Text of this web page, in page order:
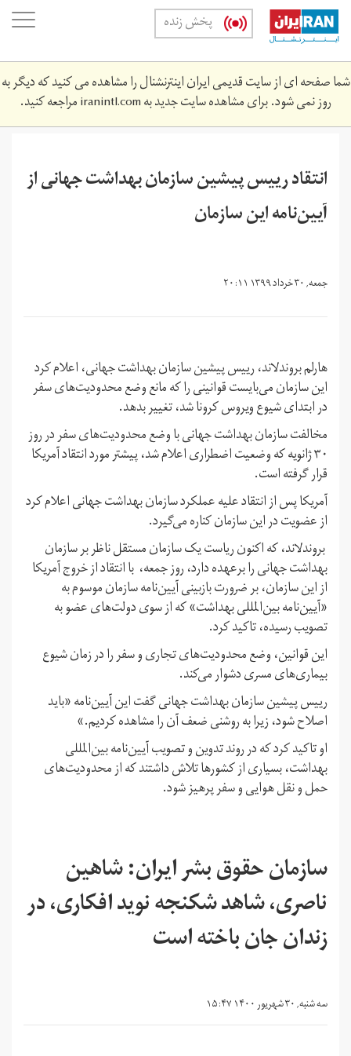
Skip
main
content
پخش زنده
شما صفحه ای از سایت قدیمی ایران اینترنشنال را مشاهده می کنید که دیگر به
روز نمی شود. برای مشاهده سایت جدید بهiranintl.comمراجعه کنید.
انتقاد رییس پیشین سازمان بهداشت جهانی از
آیین‌نامه این سازمان
جمعه, ۳۰ خرداد ۱۳۹۹ ۲۰:۱۱
هارلم بروندلاند، رییس پیشین سازمان بهداشت جهانی، اعلام کرد
این سازمان می‌بایست قوانینی را که مانع وضع محدودیت‌های سفر
در ابتدای شیوع ویروس کرونا شد، تغییر بدهد.
مخالفت سازمان بهداشت جهانی با وضع محدودیت‌های سفر در روز
۳۰ ژانویه که وضعیت اضطراری اعلام شد، پیشتر مورد انتقاد آمریکا
قرار گرفته است.
آمریکا پس از انتقاد علیه عملکرد سازمان بهداشت جهانی اعلام کرد
از عضویت در این سازمان کناره می‌گیرد.
بروندلاند، که اکنون ریاست یک سازمان مستقل ناظر بر سازمان
بهداشت جهانی را برعهده دارد، روز جمعه، با انتقاد از خروج آمریکا
از این سازمان، بر ضرورت بازبینی آیین‌نامه سازمان موسوم به
«آیین‌نامه بین‌المللی بهداشت» که از سوی دولت‌های عضو به
تصویب رسیده، تاکید کرد.
این قوانین، وضع محدودیت‌های تجاری و سفر را در زمان شیوع
بیماری‌های مسری دشوار می‌کند.
رییس پیشین سازمان بهداشت جهانی گفت این آیین‌نامه «باید
اصلاح شود، زیرا به روشنی ضعف آن را مشاهده کردیم.»
او تاکید کرد که در روند تدوین و تصویب آیین‌نامه بین‌المللی
بهداشت، بسیاری از کشورها تلاش داشتند که از محدودیت‌های
حمل و نقل هوایی و سفر پرهیز شود.
سازمان حقوق بشر ایران: شاهین
ناصری، شاهد شکنجه نوید افکاری، در
زندان جان باخته است
سه شنبه, ۳۰ شهریور ۱۴۰۰ ۱۵:۴۷